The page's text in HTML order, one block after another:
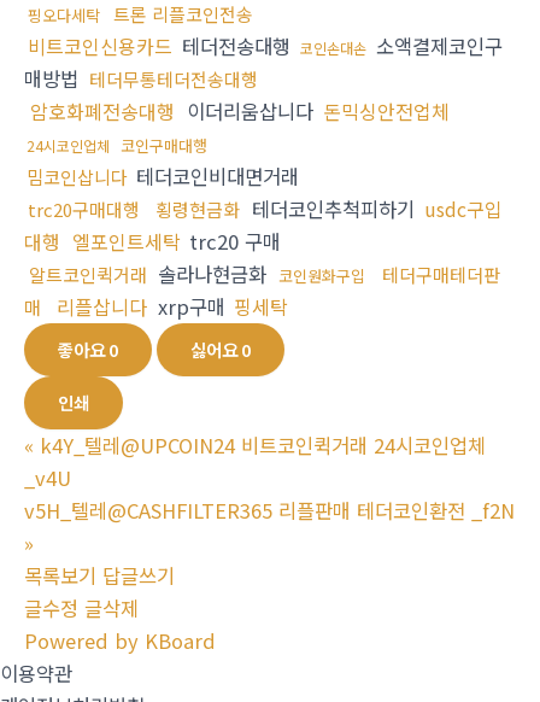
핑오다세탁 트론 리플코인전송
비트코인신용카드 테더전송대행 코인손대손 소액결제코인구
매방법 테더무통테더전송대행
암호화폐전송대행 이더리움삽니다 돈믹싱안전업체
24시코인업체 코인구매대행
밈코인삽니다 테더코인비대면거래
trc20구매대행 횡령현금화 테더코인추척피하기 usdc구입
대행 엘포인트세탁 trc20 구매
알트코인퀵거래 솔라나현금화 코인원화구입
테더구매테더판
매
리플삽니다 xrp구매 핑세탁
좋아요0 싫어요0
인쇄
« k4Y_텔레@UPCOIN24 비트코인퀵거래 24시코인업체
_v4U
v5H_텔레@CASHFILTER365 리플판매 테더코인환전 _f2N
»
목록보기 답글쓰기
글수정 글삭제
Powered by KBoard
이용약관